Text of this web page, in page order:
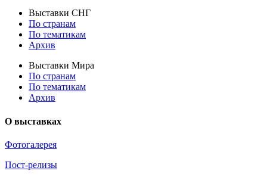
Выставки СНГ
По странам
По тематикам
Архив
Выставки Мира
По странам
По тематикам
Архив
О выставках
Фотогалерея
Пост-релизы